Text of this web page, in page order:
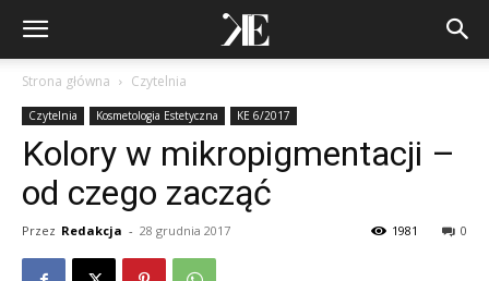
Strona główna Czytelnia
Czytelnia Kosmetologia Estetyczna KE 6/2017
Kolory w mikropigmentacji –
od czego zacząć
Przez Redakcja - 28 grudnia 2017 0
1981